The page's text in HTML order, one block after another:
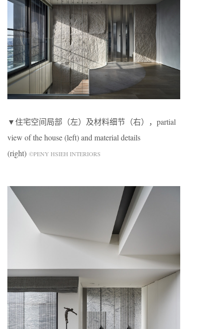
▼住宅空间局部（左）及材料细节（右），partial
view of the house (left) and material details
(right) ©PENY HSIEH INTERIORS